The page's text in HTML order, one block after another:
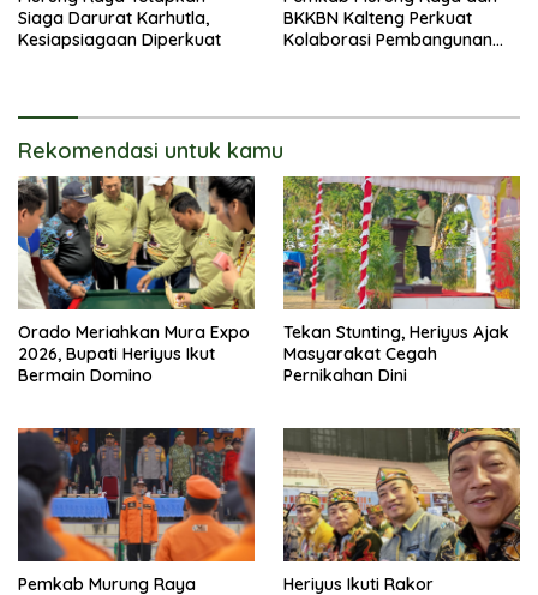
Siaga Darurat Karhutla,
Kesiapsiagaan Diperkuat
BKKBN Kalteng Perkuat
Kolaborasi Pembangunan
Rekomendasi untuk kamu
Orado Meriahkan Mura Expo
2026, Bupati Heriyus Ikut
Bermain Domino
Tekan Stunting, Heriyus Ajak
Masyarakat Cegah
Pernikahan Dini
Pemkab Murung Raya
Heriyus Ikuti Rakor